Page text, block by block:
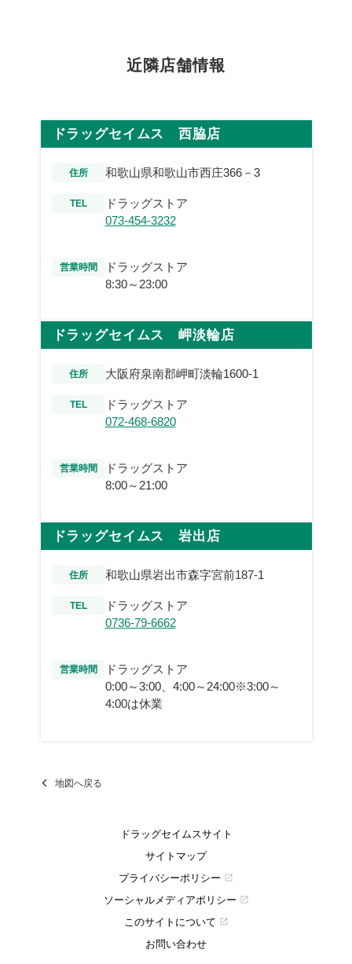
近隣店舗情報
ドラッグセイムス 西脇店
住所 和歌山県和歌山市西庄366－3
TEL
ドラッグストア
073-454-3232
営業時間
ドラッグストア
8:30～23:00
ドラッグセイムス 岬淡輪店
住所 大阪府泉南郡岬町淡輪1600-1
TEL
ドラッグストア
072-468-6820
営業時間
ドラッグストア
8:00～21:00
ドラッグセイムス 岩出店
住所 和歌山県岩出市森字宮前187-1
TEL
ドラッグストア
0736-79-6662
営業時間
ドラッグストア
0:00～3:00、4:00～24:00※3:00～
4:00は休業
地図へ戻る
ドラッグセイムスサイト
サイトマップ
プライバシーポリシー
open_in_new
ソーシャルメディアポリシー open_in_new
このサイトについて open_in_new
お問い合わせ